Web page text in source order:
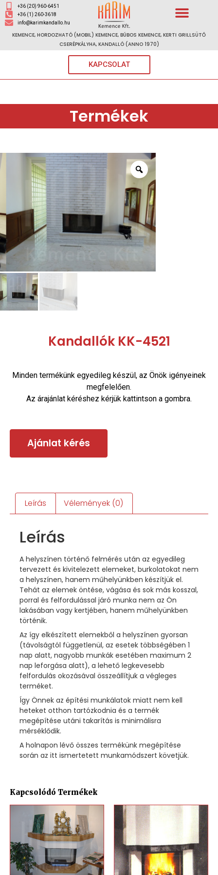
+36 (20) 960-6451
+36 (1) 260-3618
info@karimkandallo.hu
KEMENCE, HORDOZHATÓ (MOBIL) KEMENCE, BÚBOS KEMENCE, KERTI GRILLSÜTŐ
CSERÉPKÁLYHA, KANDALLÓ (ANNO 1970)
KAPCSOLAT
Termékek
Kandallók KK-4521
Minden termékünk egyedileg készül, az Önök igényeinek
megfelelően.
Az árajánlat kéréshez kérjük kattintson a gombra.
Ajánlat kérés
Leírás Vélemények (0)
Leírás
A helyszínen történő felmérés után az egyedileg
tervezett és kivitelezett elemeket, burkolatokat nem
a helyszínen, hanem műhelyünkben készítjük el.
Tehát az elemek öntése, vágása és sok más kosszal,
porral és felfordulással járó munka nem az Ön
lakásában vagy kertjében, hanem műhelyünkben
történik.
Az így elkészített elemekből a helyszínen gyorsan
(távolságtól függetlenül, az esetek többségében 1
nap alatt, nagyobb munkák esetében maximum 2
nap leforgása alatt), a lehető legkevesebb
felfordulás okozásával összeállítjuk a végleges
terméket.
Így Önnek az építési munkálatok miatt nem kell
heteket otthon tartózkodnia és a termék
megépítése utáni takarítás is minimálisra
mérséklődik.
A holnapon lévő összes termékünk megépítése
során az itt ismertetett munkamódszert követjük.
Kapcsolódó Termékek